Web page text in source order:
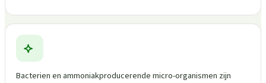
Bacterien en ammoniakproducerende micro-organismen zijn